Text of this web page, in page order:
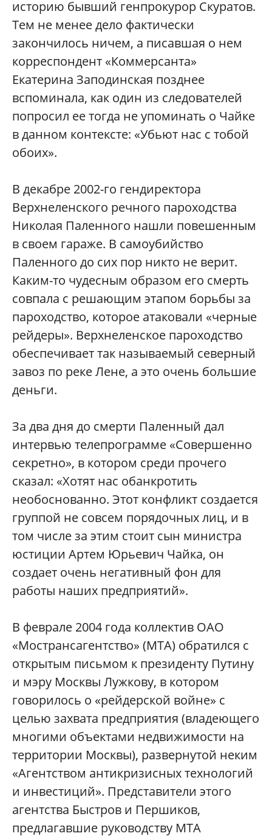
историю бывший генпрокурор Скуратов.
Тем не менее дело фактически
закончилось ничем, а писавшая о нем
корреспондент «Коммерсанта»
Екатерина Заподинская позднее
вспоминала, как один из следователей
попросил ее тогда не упоминать о Чайке
в данном контексте: «Убьют нас с тобой
обоих».
В декабре 2002-го гендиректора
Верхнеленского речного пароходства
Николая Паленного нашли повешенным
в своем гараже. В самоубийство
Паленного до сих пор никто не верит.
Каким-то чудесным образом его смерть
совпала с решающим этапом борьбы за
пароходство, которое атаковали «черные
рейдеры». Верхнеленское пароходство
обеспечивает так называемый северный
завоз по реке Лене, а это очень большие
деньги.
За два дня до смерти Паленный дал
интервью телепрограмме «Совершенно
секретно», в котором среди прочего
сказал: «Хотят нас обанкротить
необоснованно. Этот конфликт создается
группой не совсем порядочных лиц, и в
том числе за этим стоит сын министра
юстиции Артем Юрьевич Чайка, он
создает очень негативный фон для
работы наших предприятий».
В феврале 2004 года коллектив ОАО
«Мострансагентство» (МТА) обратился с
открытым письмом к президенту Путину
и мэру Москвы Лужкову, в котором
говорилось о «рейдерской войне» с
целью захвата предприятия (владеющего
многими объектами недвижимости на
территории Москвы), развернутой неким
«Агентством антикризисных технологий
и инвестиций». Представители этого
агентства Быстров и Першиков,
предлагавшие руководству МТА